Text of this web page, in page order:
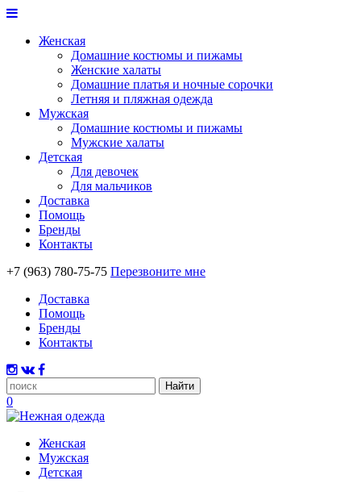
Женская
Домашние костюмы и пижамы
Женские халаты
Домашние платья и ночные сорочки
Летняя и пляжная одежда
Мужская
Домашние костюмы и пижамы
Мужские халаты
Детская
Для девочек
Для мальчиков
Доставка
Помощь
Бренды
Контакты
+7 (963) 780-75-75 Перезвоните мне
Доставка
Помощь
Бренды
Контакты
0
Женская
Мужская
Детская